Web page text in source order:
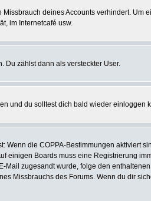
deines Accounts verhindert. Um
im Internetcafé usw.
Du zählst dann als versteckter User.
und du solltest dich bald wieder einloggen
Wenn die COPPA-Bestimmungen aktiviert
einigen Boards muss eine Registrierung
zugesandt wurde, folge den
Missbrauchs des Forums. Wenn du dir